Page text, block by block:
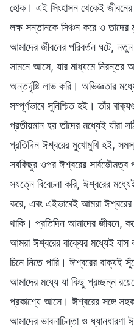
হোক। এই সিংহাসন থেকেই
লক্ষ সন্তানকে সিঞ্চন করে ও
আমাদের জীবনের পরিবর্তন ঘটে,
সামনে আসে, যার মাধ্যমে নিরন্তর
অন্তর্দৃষ্টি লাভ করি। অভিজ্ঞতার
সম্পূর্ণভাবে সুনিশ্চিত হই। তাঁর
প্রতীয়মান হয় তাঁদের মধ্যেই যাঁরা
প্রতিদিন ঈশ্বরের মুখোমুখি হই,
সবকিছুর ওপর ঈশ্বরের সার্বভৌমত্ব
সযত্নে বিবেচনা করি, ঈশ্বরের
করে, এবং এইভাবেই আমরা
থাকি। প্রতিদিন আমাদের জীবনে,
আমরা ঈশ্বরের বাক্যের মধ্যেই
চিনে নিতে পারি। ঈশ্বরের বাক্যই
আমাদের মধ্যে যা কিছু প্রচ্ছন্ন
প্রকাশ্যে আসে। ঈশ্বরের সঙ্গে
আমাদের ভাবনাচিন্তা ও ধ্যানধারণা